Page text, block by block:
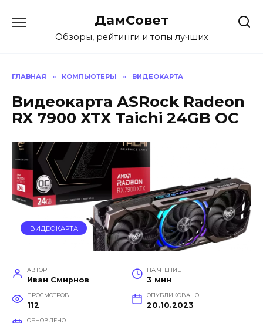
содержанию
ДамСовет
Обзоры, рейтинги и топы лучших
ГЛАВНАЯ » КОМПЬЮТЕРЫ » ВИДЕОКАРТА
Видеокарта ASRock Radeon
RX 7900 XTX Taichi 24GB OC
ВИДЕОКАРТА
АВТОР
Иван Смирнов
НА ЧТЕНИЕ
3 мин
ПРОСМОТРОВ
112
ОПУБЛИКОВАНО
20.10.2023
ОБНОВЛЕНО